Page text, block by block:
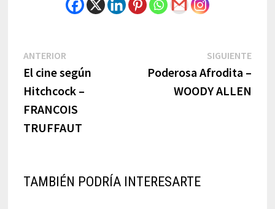
Navegación
de
entradas
ANTERIOR
post:
El cine según
Hitchcock –
FRANCOIS
TRUFFAUT
SIGUIENTENext
post:
Poderosa Afrodita –
WOODY ALLEN
TAMBIÉN PODRÍA INTERESARTE